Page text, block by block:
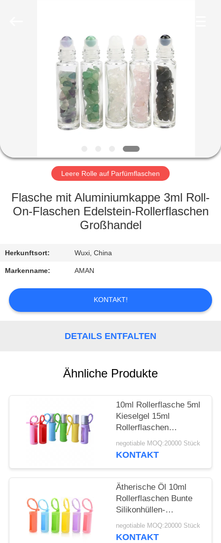
PRODUKTE
VR-
SHOW
ÜBER
UNS
QUALITÄTSKONTROLLE
KONTAKT
MIT
NACHRICHT
FÄLLE
ANGEBOT
ANFORDERN
SITEMAP
PRIVACY
POLICY
Leere Rolle auf Parfümflaschen
Flasche mit Aluminiumkappe 3ml Roll-
On-Flaschen Edelstein-Rollerflaschen
Großhandel
Herkunftsort: Wuxi, China
Markenname: AMAN
KONTAKT!
DETAILS ENTFALTEN
Ähnliche Produkte
10ml Rollerflasche 5ml
Kieselgel 15ml
Rollerflaschen
Tragbare, am Kabel
befestigte,
Schützende
Silikonhülle für Flasche
negotiable MOQ:20000 Stück
KONTAKT
Ätherische Öl 10ml
Rollerflaschen Bunte
Silikonhüllen-
Schutzhülle
Nachfüllbare
negotiable MOQ:20000 Stück
KONTAKT